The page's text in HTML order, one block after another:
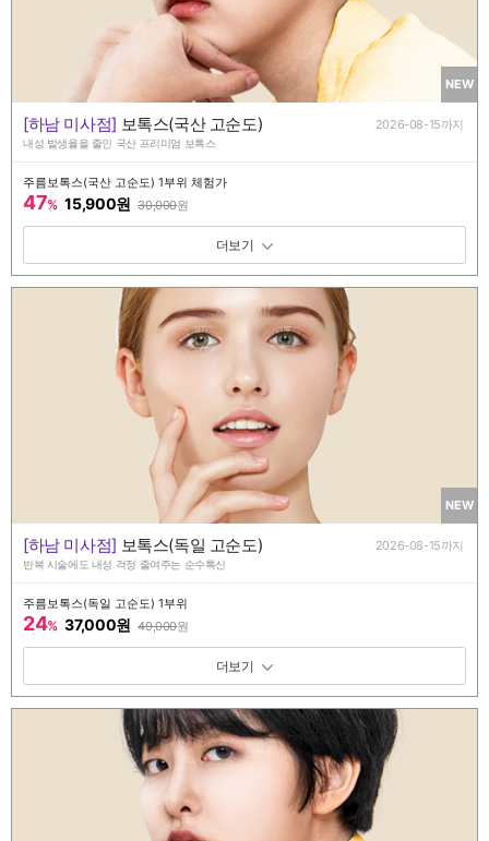
NEW
[하남 미사점] 보톡스(국산 고순도) 2026-08-15까지
내성 발생율을 줄인 국산 프리미엄 보톡스
주름보톡스(국산 고순도) 1부위 체험가
47% 15,900원 30,000원
패키지 보기 토글
NEW
[하남 미사점] 보톡스(독일 고순도) 2026-08-15까지
반복 시술에도 내성 걱정 줄여주는 순수톡신
주름보톡스(독일 고순도) 1부위
24% 37,000원 49,000원
패키지 보기 토글